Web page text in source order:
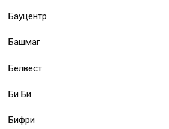
Бауцентр
Башмаг
Белвест
Би Би
Бифри